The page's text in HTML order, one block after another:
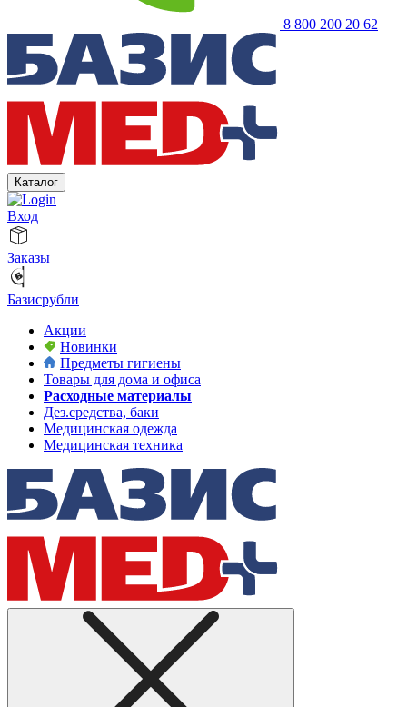
8 800 200 20 62
Каталог
Вход
Заказы
Базисрубли
Акции
Новинки
Предметы гигиены
Товары для дома и офиса
Расходные материалы
Дез.средства, баки
Медицинская одежда
Медицинская техника